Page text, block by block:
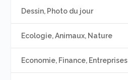
Dessin, Photo du jour
Ecologie, Animaux, Nature
Economie, Finance, Entreprises